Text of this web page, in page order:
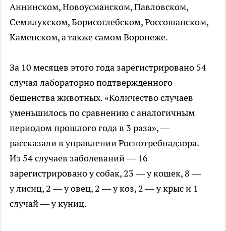
Аннинском, Новоусманском, Павловском,
Семилукском, Борисоглебском, Россошанском,
Каменском, а также самом Воронеже.
За 10 месяцев этого года зарегистрировано 54
случая лабораторно подтвержденного
бешенства животных. «Количество случаев
уменьшилось по сравнению с аналогичным
периодом прошлого года в 3 раза», —
рассказали в управлении Роспотребнадзора.
Из 54 случаев заболеваний — 16
зарегистрировано у собак, 23 — у кошек, 8 —
у лисиц, 2 — у овец, 2 — у коз, 2 — у крыс и 1
случай — у куниц.